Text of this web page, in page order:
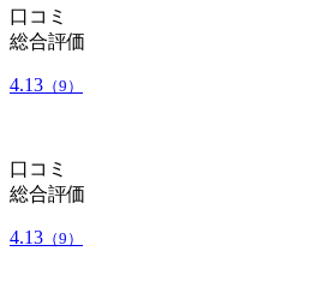
口コミ
総合評価
4.13 （9）
口コミ
総合評価
4.13 （9）